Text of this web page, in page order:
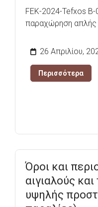
FEK-2024-Tefxos
παραχώρηση
26 Απριλίου,
Περισσότερα
Όροι και
αιγιαλούς
υψηλής